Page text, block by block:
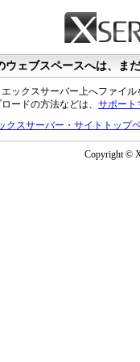
ウェブスペースへは、ま
ックスサーバー上へファイル
ードの方法などは、 サポート
クスサーバー・サイトトップ
Copyright ©